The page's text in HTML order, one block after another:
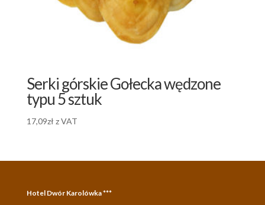
Serki górskie Gołecka wędzone
typu 5 sztuk
17,09zł z VAT
Hotel Dwór Karolówka ***